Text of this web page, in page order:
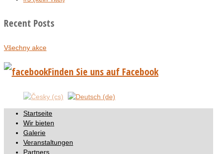
Recent Posts
Všechny akce
Finden Sie uns auf Facebook
Startseite
Wir bieten
Galerie
Veranstaltungen
Partners